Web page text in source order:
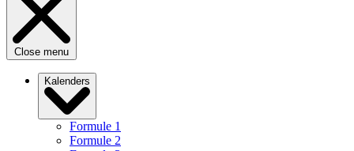
Close menu
Kalenders
Formule 1
Formule 2